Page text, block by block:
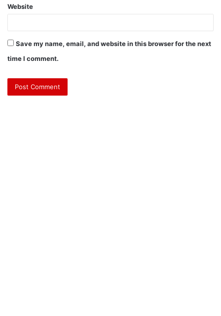
Website
Save my name, email, and website in this browser for the next
time I comment.